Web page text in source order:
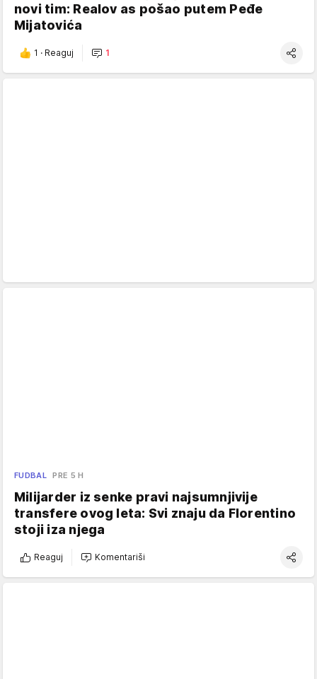
novi tim: Realov as pošao putem Peđe
Mijatovića
1 · Reaguj 1
FUDBAL PRE 5 H
Milijarder iz senke pravi najsumnjivije
transfere ovog leta: Svi znaju da Florentino
stoji iza njega
Reaguj Komentariši